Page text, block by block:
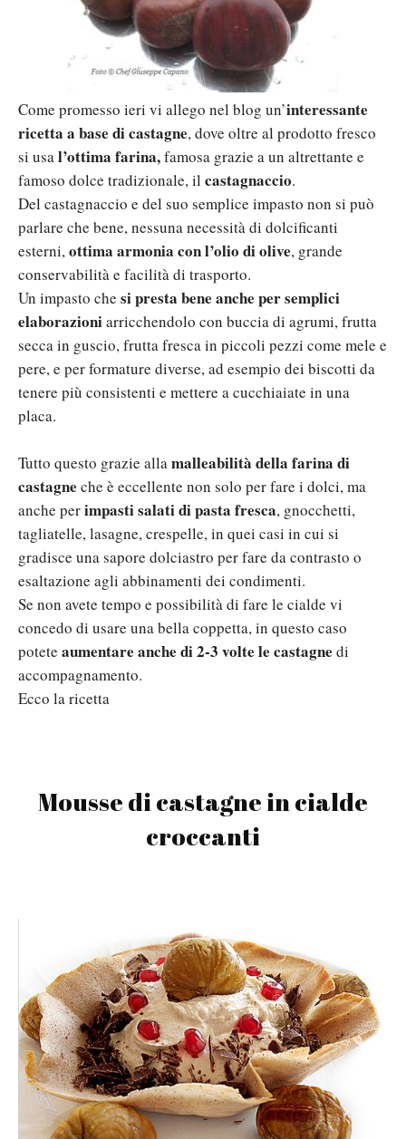
Come promesso ieri vi allego nel blog un’interessante
ricetta a base di castagne, dove oltre al prodotto fresco
si usal’ottima farina,famosa grazie a un altrettante e
famoso dolce tradizionale, il castagnaccio.
Del castagnaccio e del suo semplice impasto non si può
parlare che bene, nessuna necessità di dolcificanti
esterni,ottima armonia con l’olio di olive, grande
conservabilità e facilità di trasporto.
Un impasto che si presta bene anche per semplici
elaborazioniarricchendolo con buccia di agrumi, frutta
secca in guscio, frutta fresca in piccoli pezzi come mele e
pere, e per formature diverse, ad esempio dei biscotti da
tenere più consistenti e mettere a cucchiaiate in una
placa.
Tutto questo grazie allamalleabilità della farina di
castagne che è eccellente non solo per fare i dolci, ma
anche perimpasti salati di pasta fresca, gnocchetti,
tagliatelle, lasagne, crespelle, in quei casi in cui si
gradisce una sapore dolciastro per fare da contrasto o
esaltazione agli abbinamenti dei condimenti.
Se non avete tempo e possibilità di fare le cialde vi
concedo di usare una bella coppetta, in questo caso
potete aumentare anche di 2-3 volte le castagne di
accompagnamento.
Ecco la ricetta
Mousse di castagne in cialde
croccanti